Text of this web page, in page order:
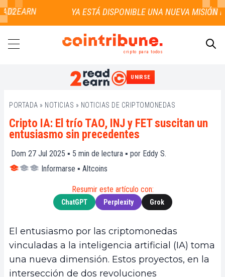
cripto para todos
UNIRSE
PORTADA » NOTICIAS » NOTICIAS DE CRIPTOMONEDAS
Cripto IA: El trío TAO, INJ y FET suscitan un
entusiasmo sin precedentes
Dom 27 Jul 2025 ▪ 5 min de lectura ▪ por Eddy S.
Informarse ▪ Altcoins
Resumir este artículo con:
ChatGPT Perplexity Grok
El entusiasmo por las criptomonedas
vinculadas a la inteligencia artificial (IA) toma
una nueva dimensión. Estos proyectos, en la
intersección de dos revoluciones